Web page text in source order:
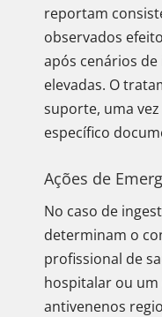
reportam
observados
após cenários
elevadas. O
suporte, uma
específico
Ações de
No caso de
determinam o
profissional de
hospitalar ou
antivenenos